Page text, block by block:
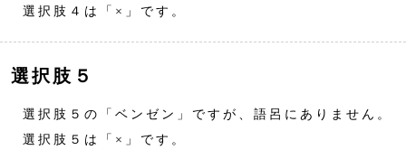
選択肢４は「×」です。
選択肢５
選択肢５の「ベンゼン」ですが、語呂にありません。
選択肢５は「×」です。